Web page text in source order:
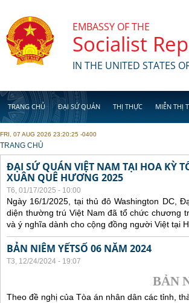
EMBASSY OF THE
Socialist
IN THE UNITED STATES
TRANG CHỦ ĐẠI SỨ QUÁN THỊ THỰC MIỄN THỊ
FRI, 07 AUG 2026 23:20:25 -0400
YOU ARE HERE
TRANG CHỦ
ĐẠI SỨ QUÁN VIỆT NAM TẠI HOA KỲ
XUÂN QUÊ HƯƠNG 2025
T6, 01/17/2025 - 10:00
Ngày 16/1/2025, tại thủ đô Washington DC,
diện thường trú Việt Nam đã tổ chức chương
và ý nghĩa dành cho cộng đồng người Việt tại
BẢN NIÊM YẾTSỐ 06 NĂM 2024
T3, 12/24/2024 - 19:07
BẢN
Theo đề nghị của Tòa án nhân dân các tỉnh,